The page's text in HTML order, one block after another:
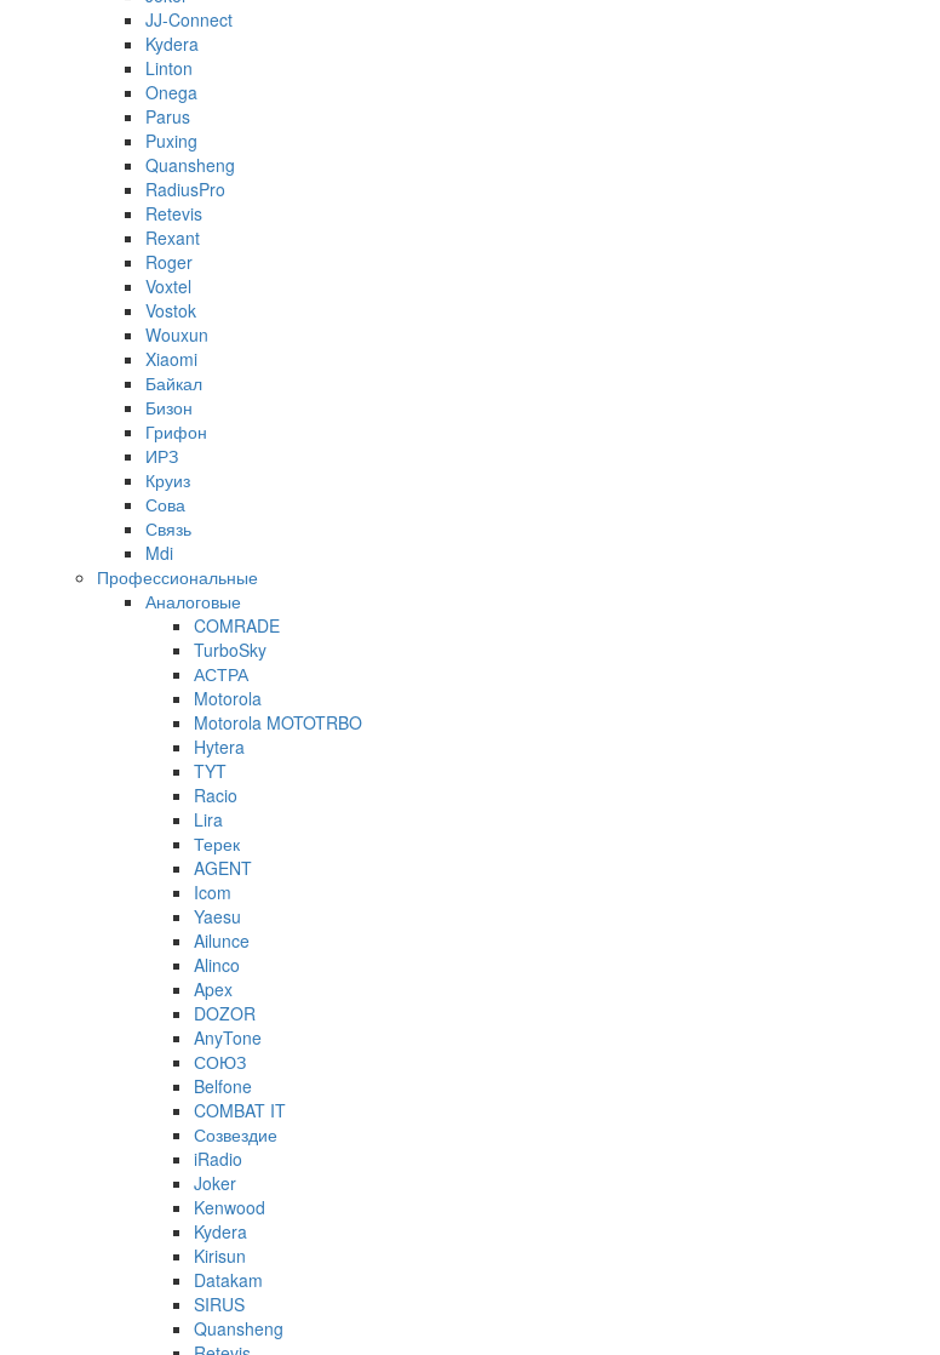
JJ-Connect
Kydera
Linton
Onega
Parus
Puxing
Quansheng
RadiusPro
Retevis
Rexant
Roger
Voxtel
Vostok
Wouxun
Xiaomi
Байкал
Бизон
Грифон
ИРЗ
Круиз
Сова
Связь
Mdi
Профессиональные
Аналоговые
COMRADE
TurboSky
АСТРА
Motorola
Motorola MOTOTRBO
Hytera
TYT
Racio
Lira
Терек
AGENT
Icom
Yaesu
Ailunce
Alinco
Apex
DOZOR
AnyTone
СОЮЗ
Belfone
COMBAT IT
Созвездие
iRadio
Joker
Kenwood
Kydera
Kirisun
Datakam
SIRUS
Quansheng